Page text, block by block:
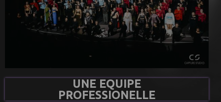
UNE EQUIPE
PROFESSIONELLE